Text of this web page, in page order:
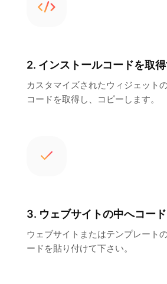
2. インストールコードを取
カスタマイズされたウィジェット
コードを取得し、コピーします。
3. ウェブサイトの中へコー
ウェブサイトまたはテンプレート
ードを貼り付けて下さい。